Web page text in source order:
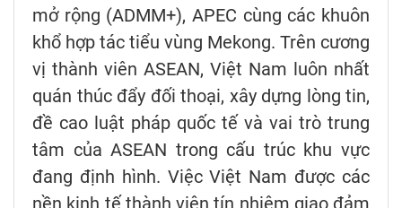
mở rộng (ADMM+), APEC cùng các khuôn
khổ hợp tác tiểu vùng Mekong. Trên cương
vị thành viên ASEAN, Việt Nam luôn nhất
quán thúc đẩy đối thoại, xây dựng lòng tin,
đề cao luật pháp quốc tế và vai trò trung
tâm của ASEAN trong cấu trúc khu vực
đang định hình. Việc Việt Nam được các
nền kinh tế thành viên tín nhiệm giao đảm